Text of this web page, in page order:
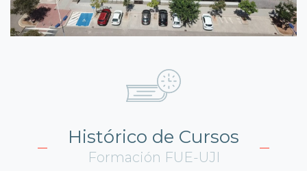
Histórico de Cursos
Formación FUE-UJI